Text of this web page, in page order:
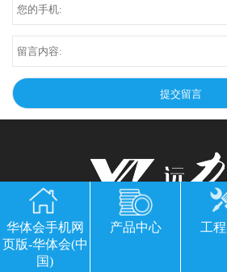
华体会手机网页版-华体会(中
公司地址：山东临朐县经济开发区北环
华体会手机网
页版-华体会(中
国)
产品中心 工